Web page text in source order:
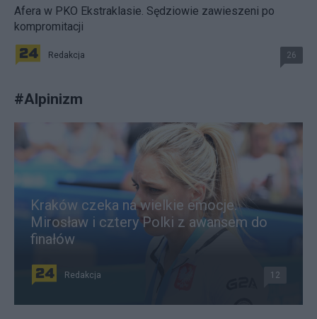
Afera w PKO Ekstraklasie. Sędziowie zawieszeni po
kompromitacji
Redakcja 26
#Alpinizm
Kraków czeka na wielkie emocje.
Mirosław i cztery Polki z awansem do
finałów
Redakcja 12